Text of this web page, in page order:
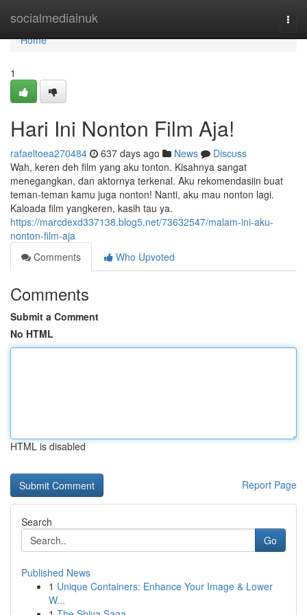
socialmediainuk
Home
Home
1
Hari Ini Nonton Film Aja!
rafaeltoea270484 637 days ago News
Discuss
Wah, keren deh film yang aku tonton. Kisahnya sangat
menegangkan, dan aktornya terkenal. Aku rekomendasiin buat
teman-teman kamu juga nonton! Nanti, aku mau nonton lagi.
Kaloada film yangkeren, kasih tau ya.
https://marcdexd337138.blog5.net/73632547/malam-ini-aku-
nonton-film-aja
Comments
Who Upvoted
Comments
Submit a Comment
No HTML
HTML is disabled
Report Page
Search
Go
Published News
1 Unique Containers: Enhance Your Image & Lower
W...